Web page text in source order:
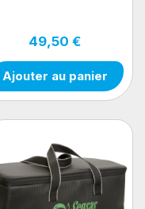
49,50 €
Ajouter au panier